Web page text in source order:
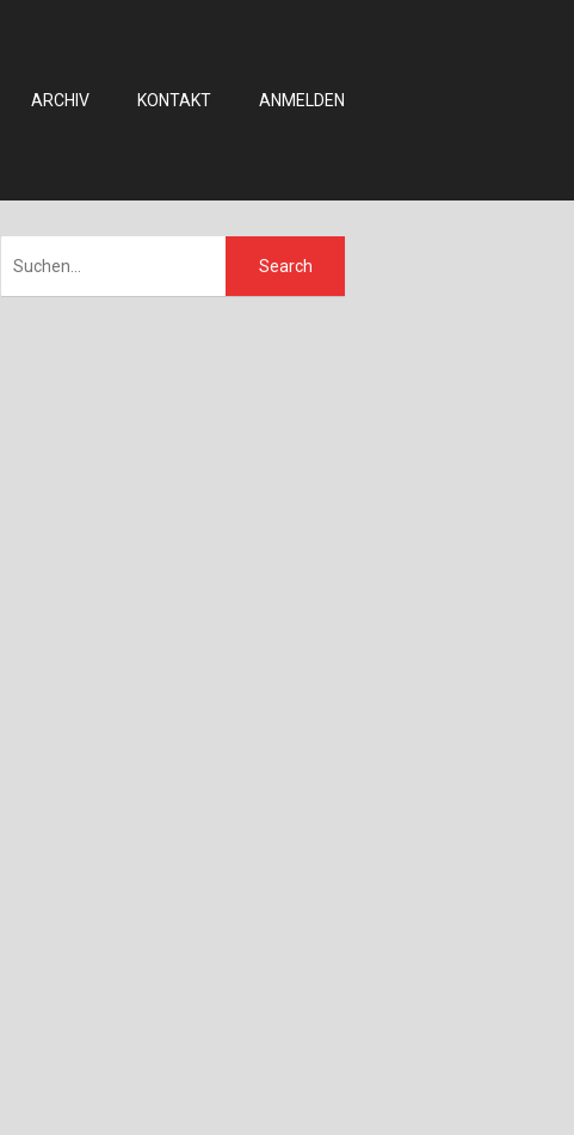
ARCHIV KONTAKT ANMELDEN